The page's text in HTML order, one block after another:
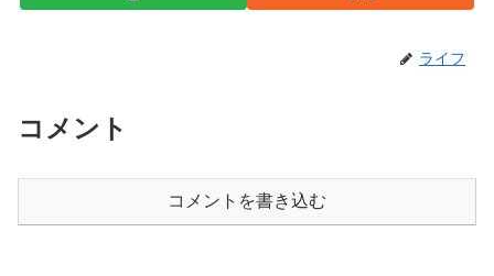
ライフ
コメント
コメントを書き込む